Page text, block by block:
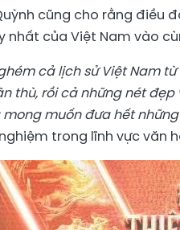
cũng cho rằng điều
nhất của Việt Nam vào
cả lịch sử Việt Nam
thù, rồi cả những nét đẹp
muốn đưa hết
trong lĩnh vực văn